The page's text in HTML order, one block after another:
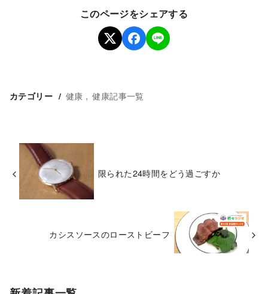
このページをシェアする
カテゴリー 健康 健康記事一覧
限られた24時間をどう過ごすか
カシスソースのローストビーフ